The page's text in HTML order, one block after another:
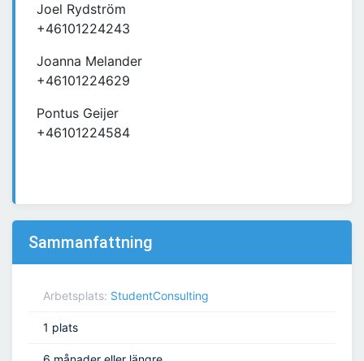
Joel Rydström
+46101224243
Joanna Melander
+46101224629
Pontus Geijer
+46101224584
Sammanfattning
Arbetsplats: StudentConsulting
1 plats